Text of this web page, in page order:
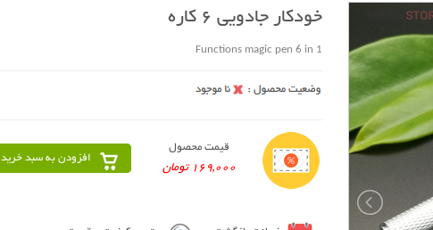
خودکار جادویی 6 کاره
Functions magic pen 6 in 1
قیمت محصول
169,000 تومان
افزودن به سبد خرید